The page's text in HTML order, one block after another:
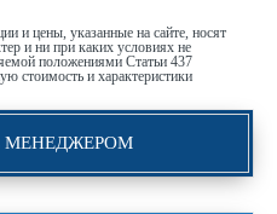
и цены, указанные на сайте, носят
и ни при каких условиях не
положениями Статьи 437
стоимость и характеристики
МЕНЕДЖЕРОМ